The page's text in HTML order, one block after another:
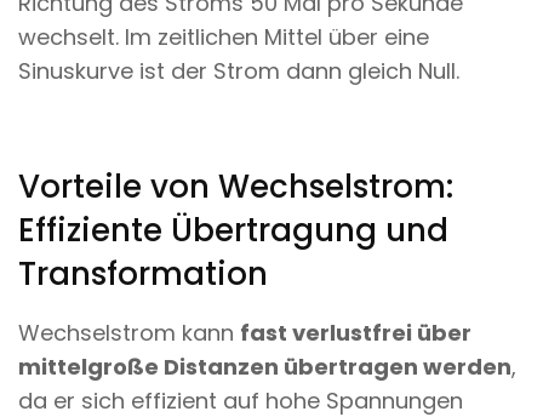
wechselt. Im zeitlichen Mittel über eine
Sinuskurve ist der Strom dann gleich Null.
Vorteile von Wechselstrom:
Effiziente Übertragung und
Transformation
Wechselstrom kann fast verlustfrei über
mittelgroße Distanzen übertragen werden,
da er sich effizient auf hohe Spannungen